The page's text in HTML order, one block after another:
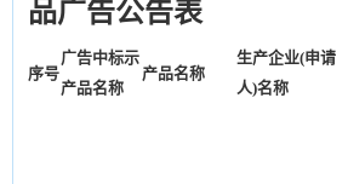
品广告公告表
序号
广告中标示
产品名称
产品名称
生产企业(申请
人)名称